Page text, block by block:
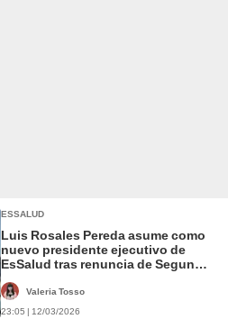
ESSALUD
Luis Rosales Pereda asume como
nuevo presidente ejecutivo de
EsSalud tras renuncia de Segundo
Valeria Tosso
23:05 | 12/03/2026